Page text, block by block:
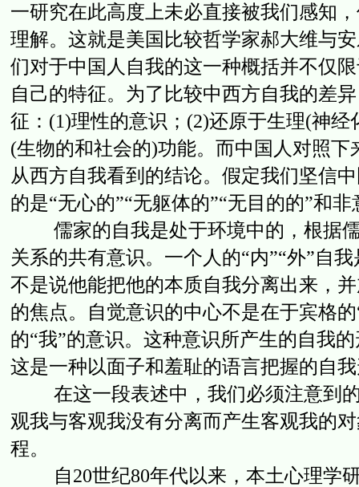
一研究在此高度上未必直接被我们感知
理解。这就是美国比较哲学家郝大维与
们对于中国人自我的这一种概括并不仅
自己的特征。为了比较中西方自我的差
征：(1)理性的意识；(2)还原于生理(神
(生物的和社会的)功能。而中国人对照
从西方自我看到的结论。假定我们坚信
的是“无心的”“无躯体的”“无目的的”和
儒家的自我是处于环境中的，根据儒
关系的共有意识。一个人的“内”“外”自
不是说他能把他的本质自我分离出来，
的焦点。自觉意识的中心不是在于宾格
的“我”的意识。这种意识所产生的自我
这是一种以面子和羞耻的语言把握的自
在这一段表述中，我们必须注意到的
观我与客观我没有分离而产生客观我的
程。
自20世纪80年代以来，本土心理学研